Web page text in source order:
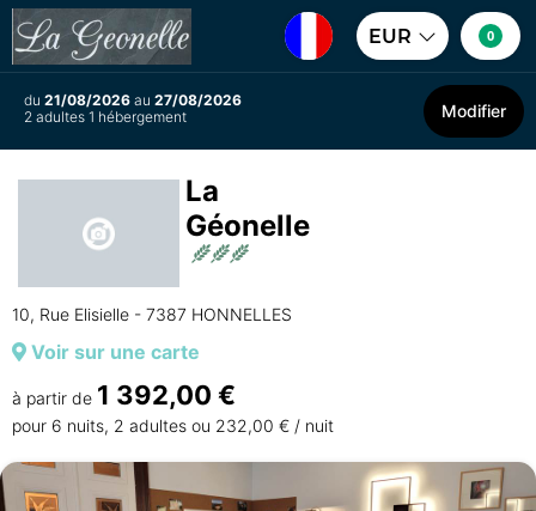
EUR 0
du 21/08/2026 au 27/08/2026
2 adultes 1 hébergement
Modifier
La
Géonelle
10, Rue Elisielle - 7387 HONNELLES
Voir sur une carte
à partir de 1 392,00 €
pour 6 nuits, 2 adultes ou 232,00 € / nuit